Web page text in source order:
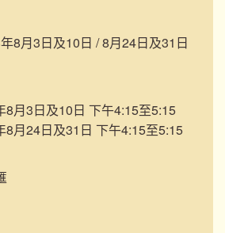
8月3日及10日 / 8月24日及31日
8月3日及10日 下午4:15至5:15
8月24日及31日 下午4:15至5:15